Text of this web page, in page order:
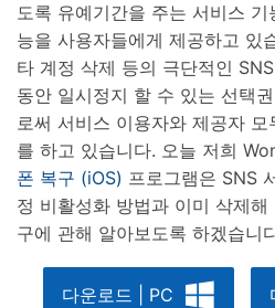
도록 유예기간을 주는 서비스
능을 사용자들에게 제공하고 있
타 계정 삭제 등의 극단적인
동안 일시정지 할 수 있는 선택
로써 서비스 이용자와 제공자
를 하고 있습니다. 오늘 저희
폰 복구 (iOS) 프로그램은 SNS
정 비활성화 방법과 이미 삭제
구에 관해 알아보도록 하겠습니
다운로드 | PC